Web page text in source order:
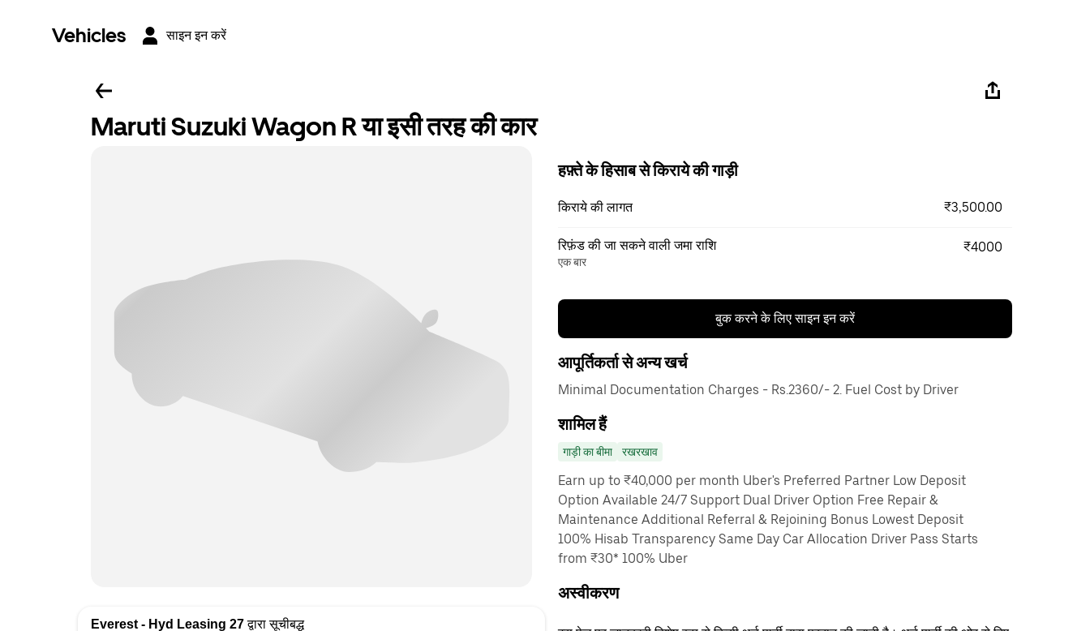
Vehicles साइन इन करें
Maruti Suzuki Wagon R या इसी तरह की कार
Everest - Hyd Leasing 27द्वारा सूचीबद्ध
हफ़्ते के हिसाब से किराये की गाड़ी
किराये की लागत ₹3,500.00
रिफ़ंड की जा सकने वाली जमा राशि
एक बार
₹4000
बुक करने के लिए साइन इन करें
आपूर्तिकर्ता से अन्य खर्च
Minimal Documentation Charges - Rs.2360/- 2. Fuel Cost by Driver
शामिल हैं
गाड़ी का बीमा रखरखाव
Earn up to ₹40,000 per month Uber's Preferred Partner Low Deposit
Option Available 24/7 Support Dual Driver Option Free Repair &
Maintenance Additional Referral & Rejoining Bonus Lowest Deposit
100% Hisab Transparency Same Day Car Allocation Driver Pass Starts
from ₹30* 100% Uber
अस्वीकरण